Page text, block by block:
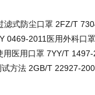
滤式防尘口罩 2FZ/T
0469-2011医用外科口
医用口罩 7YY/T
方法 2GB/T 22927-